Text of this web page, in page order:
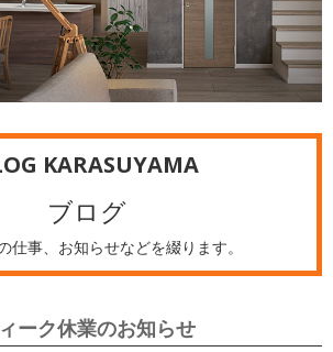
KARASUYAMA
ブログ
仕事、お知らせなどを綴ります。
ーク休業のお知らせ